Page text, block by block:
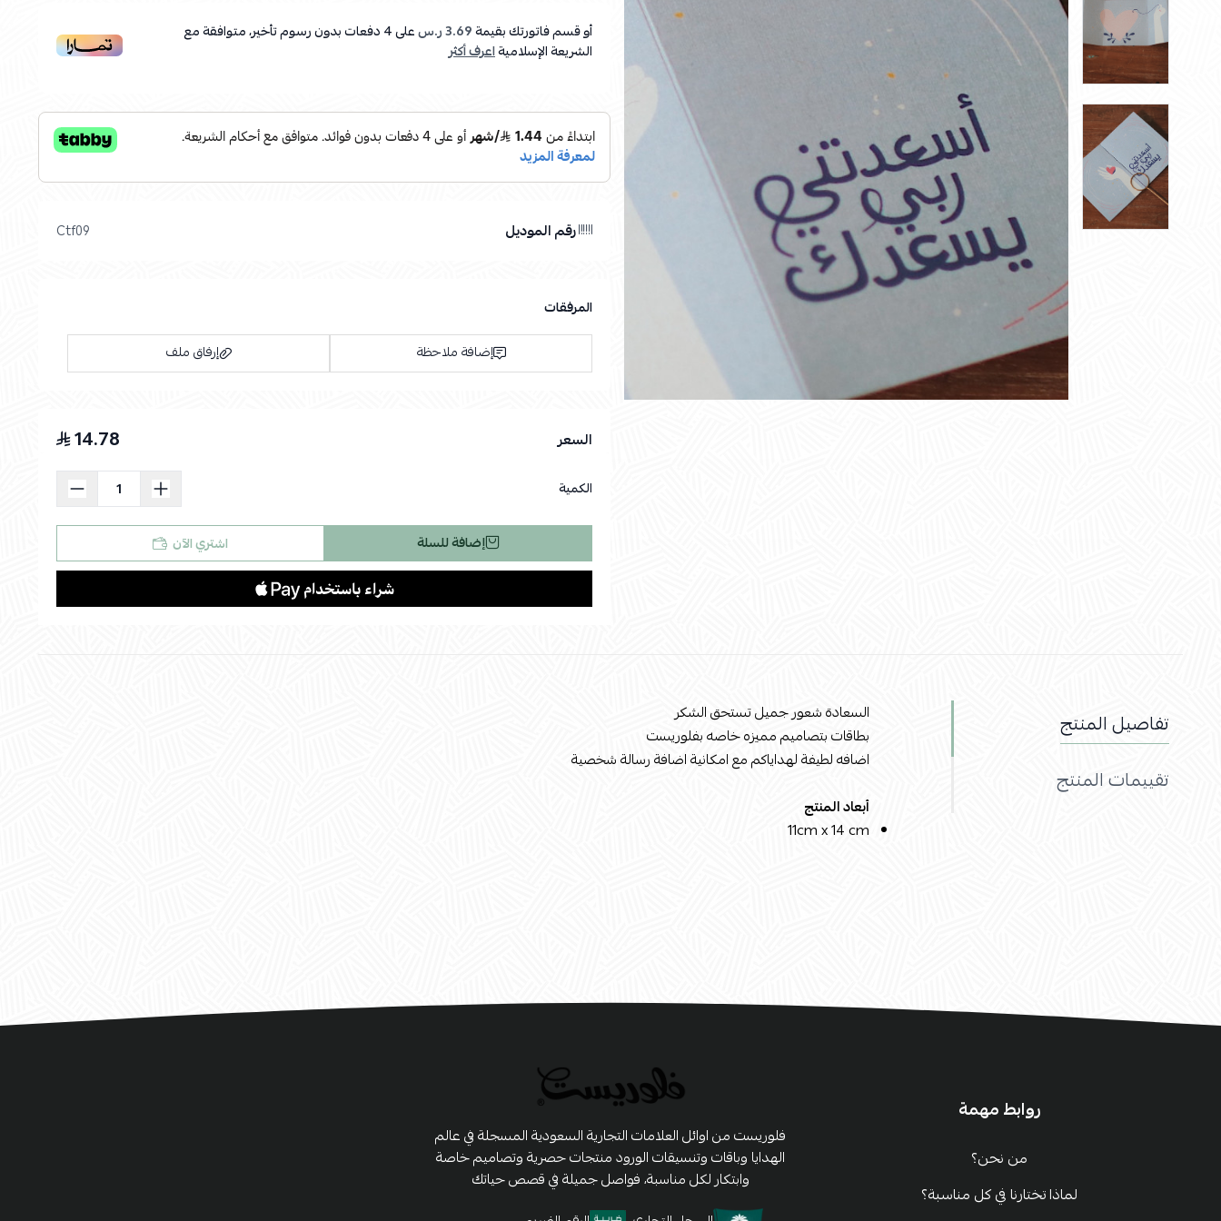
أو قسم فاتورتك بقيمة3.69 ر.س على4دفعات بدون رسوم تأخير، متوافقة مع
الشريعة الإسلاميةاعرف أكثر
رقم الموديل Ctf09
المرفقات
إضافة ملاحظة
إرفاق ملف
السعر 14.78
الكمية
إضافة للسلة اشتري الآن
تفاصيل المنتج
تقييمات المنتج
السعادة شعور جميل تستحق الشكر
بطاقات بتصاميم مميزه خاصه بفلوريست
اضافه لطيفة لهداياكم مع امكانية اضافة رسالة شخصية
أبعاد المنتج
11cm x 14 cm
روابط مهمة
من نحن؟
لماذا تختارنا في كل مناسبة؟
فلوريست من اوائل العلامات التجارية السعودية المسجلة في عالم
الهدايا وباقات وتنسيقات الورود منتجات حصرية وتصاميم خاصة
وابتكار لكل مناسبة، فواصل جميلة في قصص حياتك